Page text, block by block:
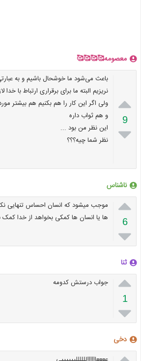
معصومه🥰🥰🥰🥰

9

باعث می‌شود ما خوشحال باشیم و به
نریزیم البته ما برای برقراری ارتباط با
ولی اگر این کار را هم بکنیم هم بیشتر
و هم ثواب داره
این نظر من بود ...
نظر شما چیه؟؟؟
ناشناس

6

موجب میشود که انسان احساس تنهایی
ها یا انسان ها کمکی بخواهد از خدا
ثنا

1

جواب درستش کدومه
دخی